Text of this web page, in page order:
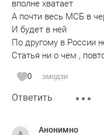
вполне хватает
А почти весь МСБ в
И будет в ней
По другому в России
Статья ни о чем ,
0 эмодзи
Ответить
Анонимно